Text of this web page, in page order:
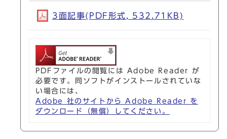
3面記事(PDF形式, 532.71KB)
PDFファイルの閲覧には Adobe Reader が
必要です。同ソフトがインストールされていな
い場合には、
Adobe 社のサイトから Adobe Reader を
ダウンロード（無償）してください。